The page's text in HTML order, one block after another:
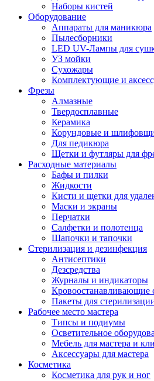
Наборы кистей
Оборудование
Аппараты для маникюра
Пылесборники
LED UV-Лампы для
УЗ мойки
Сухожары
Комплектующие и
Фрезы
Алмазные
Твердосплавные
Керамика
Корундовые и
Для педикюра
Щетки и футляры для
Расходные материалы
Бафы и пилки
Жидкости
Кисти и щетки для
Маски и экраны
Перчатки
Салфетки и полотенца
Шапочки и тапочки
Стерилизация и дезинфекция
Антисептики
Дезсредства
Журналы и индикаторы
Кровоостанавливающие
Пакеты для
Рабочее место мастера
Типсы и подиумы
Осветительное
Мебель для мастера и
Аксессуары для мастера
Косметика
Косметика для рук и ног